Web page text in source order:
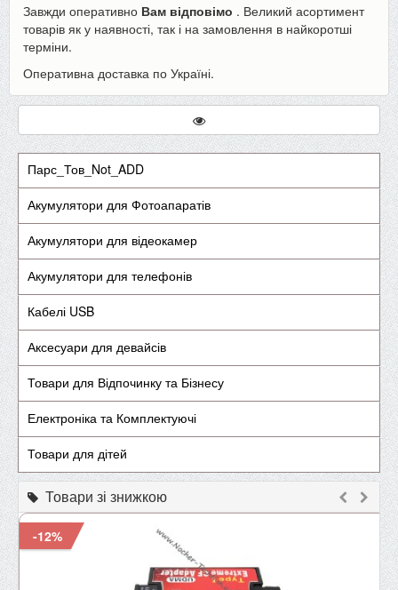
Завжди оперативно Вам відповімо . Великий асортимент
товарів як у наявності, так і на замовлення в найкоротші
терміни.
Оперативна доставка по Україні.
Парс_Тов_Not_ADD
Акумулятори для Фотоапаратів
Акумулятори для відеокамер
Акумулятори для телефонів
Кабелі USB
Аксесуари для девайсів
Товари для Відпочинку та Бізнесу
Електроніка та Комплектуючі
Товари для дітей
Товари зі знижкою
-12%